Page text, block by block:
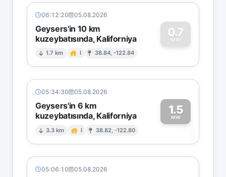
06:12:20 05.08.2026
Geysers'in 10 km
kuzeybatısında, Kaliforniya
1.7 km I 38.84, -122.84
0.7
MW
0
05:34:30 05.08.2026
Geysers'in 6 km
kuzeybatısında, Kaliforniya
3.3 km I 38.82, -122.80
1.5
MW1
05:06:10 05.08.2026